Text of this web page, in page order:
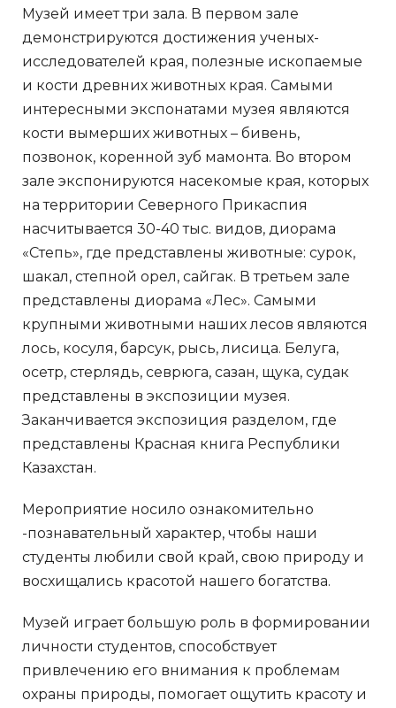
Музей имеет три зала. В первом зале
демонстрируются достижения ученых-
исследователей края, полезные ископаемые
и кости древних животных края. Самыми
интересными экспонатами музея являются
кости вымерших животных – бивень,
позвонок, коренной зуб мамонта. Во втором
зале экспонируются насекомые края, которых
на территории Северного Прикаспия
насчитывается 30-40 тыс. видов, диорама
«Степь», где представлены животные: сурок,
шакал, степной орел, сайгак. В третьем зале
представлены диорама «Лес». Самыми
крупными животными наших лесов являются
лось, косуля, барсук, рысь, лисица. Белуга,
осетр, стерлядь, севрюга, сазан, щука, судак
представлены в экспозиции музея.
Заканчивается экспозиция разделом, где
представлены Красная книга Республики
Казахстан.
Мероприятие носило ознакомительно
-познавательный характер, чтобы наши
студенты любили свой край, свою природу и
восхищались красотой нашего богатства.
Музей играет большую роль в формировании
личности студентов, способствует
привлечению его внимания к проблемам
охраны природы, помогает ощутить красоту и